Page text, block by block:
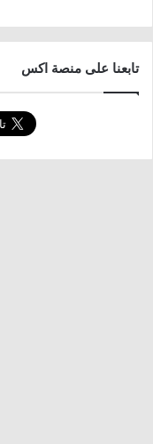
تابعنا على منصة اكس